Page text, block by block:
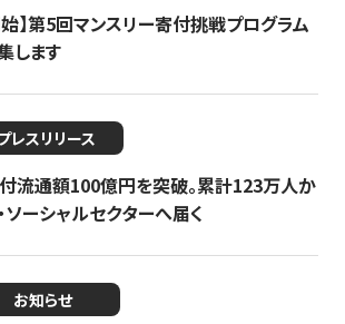
】第5回マンスリー寄付挑戦プログラム
します
レスリリース
付流通額100億円を突破。累計123万人か
ーシャルセクターへ届く
お知らせ